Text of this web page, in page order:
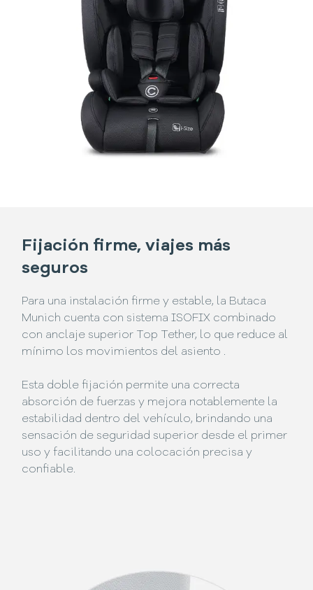
Fijación firme, viajes más
seguros
Para una instalación firme y estable, la Butaca
Munich cuenta con sistema ISOFIX combinado
con anclaje superior Top Tether, lo que reduce al
mínimo los movimientos del asiento .
Esta doble fijación permite una correcta
absorción de fuerzas y mejora notablemente la
estabilidad dentro del vehículo, brindando una
sensación de seguridad superior desde el primer
uso y facilitando una colocación precisa y
confiable.